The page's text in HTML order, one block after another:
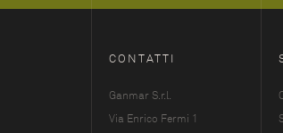
CONTATTI
Ganmar S.r.l.
Via Enrico Fermi 1